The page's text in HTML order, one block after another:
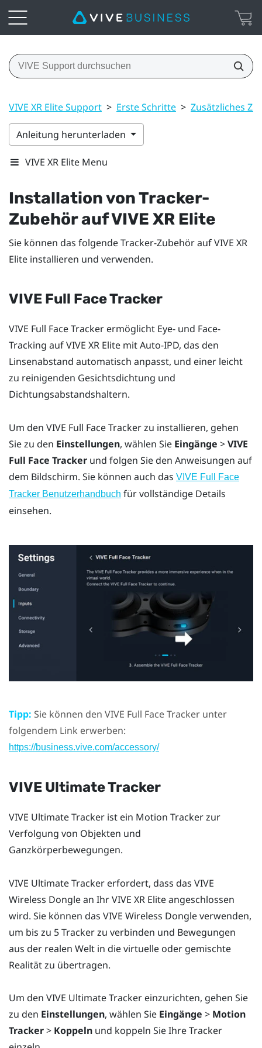
VIVE XR Elite Support > Erste Schritte > Zusätzliches
Anleitung herunterladen
VIVE XR Elite Menu
Installation von Tracker-
Zubehör aufVIVE XR Elite
Sie können das folgende Tracker-Zubehör aufVIVE XR
Elite installieren und verwenden.
VIVE Full Face Tracker
VIVE Full Face Tracker ermöglicht Eye- und Face-
Tracking aufVIVE XR Elite mit Auto-IPD, das den
Linsenabstand automatisch anpasst, und einer leicht
zu reinigenden Gesichtsdichtung und
Dichtungsabstandshaltern.
Um den VIVE Full Face Trackerzu installieren, gehen
Sie zu den Einstellungen, wählen Sie Eingänge >VIVE
Full Face Tracker und folgen Sie den Anweisungen auf
dem Bildschirm. Sie können auch das VIVE Full Face
Tracker Benutzerhandbuch für vollständige Details
einsehen.
Tipp: Sie können den VIVE Full Face Tracker unter
folgendem Link erwerben:
https://business.vive.com/accessory/
VIVE Ultimate Tracker
VIVE Ultimate Tracker ist ein Motion Tracker zur
Verfolgung von Objekten und
Ganzkörperbewegungen.
VIVE Ultimate Tracker erfordert, dass das VIVE
Wireless Donglean IhrVIVE XR Eliteangeschlossen
wird. Sie können das VIVE Wireless Dongleverwenden,
um bis zu 5 Tracker zu verbinden und Bewegungen
aus der realen Welt in die virtuelle oder gemischte
Realität zu übertragen.
Um den VIVE Ultimate Tracker einzurichten, gehen Sie
zu den Einstellungen, wählen Sie Eingänge > Motion
Tracker> Koppeln und koppeln Sie Ihre Tracker